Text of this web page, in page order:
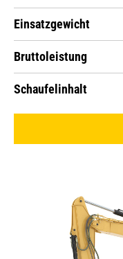
Einsatzgewicht
Bruttoleistung
Schaufelinhalt